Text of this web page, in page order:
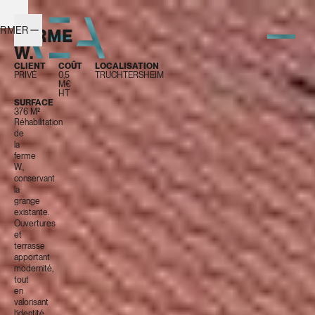
FERME
W.
CLIENT
PRIVÉ
COÛT
0,5
M€
HT
LOCALISATION
TRUCHTERSHEIM
SURFACE
376 M²
Réhabilitation
de
la
ferme
W.,
conservant
la
grange
existante.
Ouvertures
et
terrasse
apportant
modernité,
tout
en
valorisant